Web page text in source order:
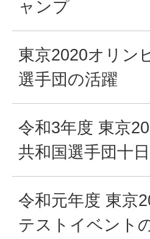
ャンプ
東京2020オリン
選手団の活躍
令和3年度 東京
共和国選手団十
令和元年度 東京
テストイベント